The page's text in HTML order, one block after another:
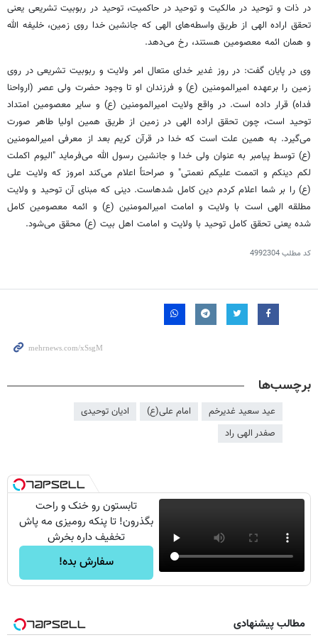
در ذات و توحید در مالکیت و توحید در حاکمیت، توحید در ربوبیت تشریعی یعنی
تحقق اراده الهی از طریق واسطه‌های الهی که جانشین خدا روی زمین، خلیفه الله
و همان ائمه معصومین هستند، رخ می‌دهد.
وی در پایان گفت: در روز غدیر خدای متعال امر ولایت و ربوبیت تشریعی در روی
زمین را برعهده امیرالمومنین (ع) و فرزندان او تا وجود حضرت ولی عصر (ارواحنا
فداه) قرار داده است. در واقع ولایت امیرالمومنین (ع) و سایر معصومین امتداد
توحید است، چون تحقق اراده الهی در زمین از طریق همین اولیا طاهر صورت
می‌گیرد. به همین علت است که خدا در قرآن کریم بعد از معرفی امیرالمومنین
(ع) توسط پیامبر به عنوان ولی خدا و جانشین رسول الله می‌فرماید "الیوم اکملت
لکم دینکم و اتممت علیکم نعمتی" و صراحتاً اعلام می‌کند امروز که ولایت علی
(ع) را بر شما اعلام کردم دین کامل شدهاست. دینی که مبنای آن توحید و ولایت
مطلقه الهی است با ولایت و امامت امیرالمومنین (ع) و ائمه معصومین کامل
شده یعنی تحقق کامل توحید با ولایت و امامت اهل بیت (ع) محقق می‌شود.‌
کد مطلب4992304
برچسب‌ها
عید سعید غدیرخم امام علی(ع)
ادیان توحیدی
صفدر الهی راد
تابستون رو خنک و راحت
بگذرون! تا پنکه رومیزی مه پاش
تخفیف داره بخرش
سفارش بده!
مطالب پیشنهادی